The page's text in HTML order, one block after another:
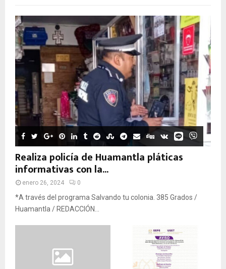
Realiza policía de Huamantla pláticas
informativas con la...
enero 26, 2024 0
*A través del programa Salvando tu colonia. 385 Grados /
Huamantla / REDACCIÓN...